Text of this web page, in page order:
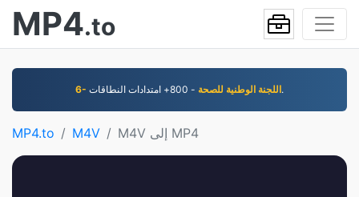
MP4.to
6- اللجنة الوطنية للصحة- 800+ امتدادات النطاقات.
MP4.to M4V M4V إلى MP4